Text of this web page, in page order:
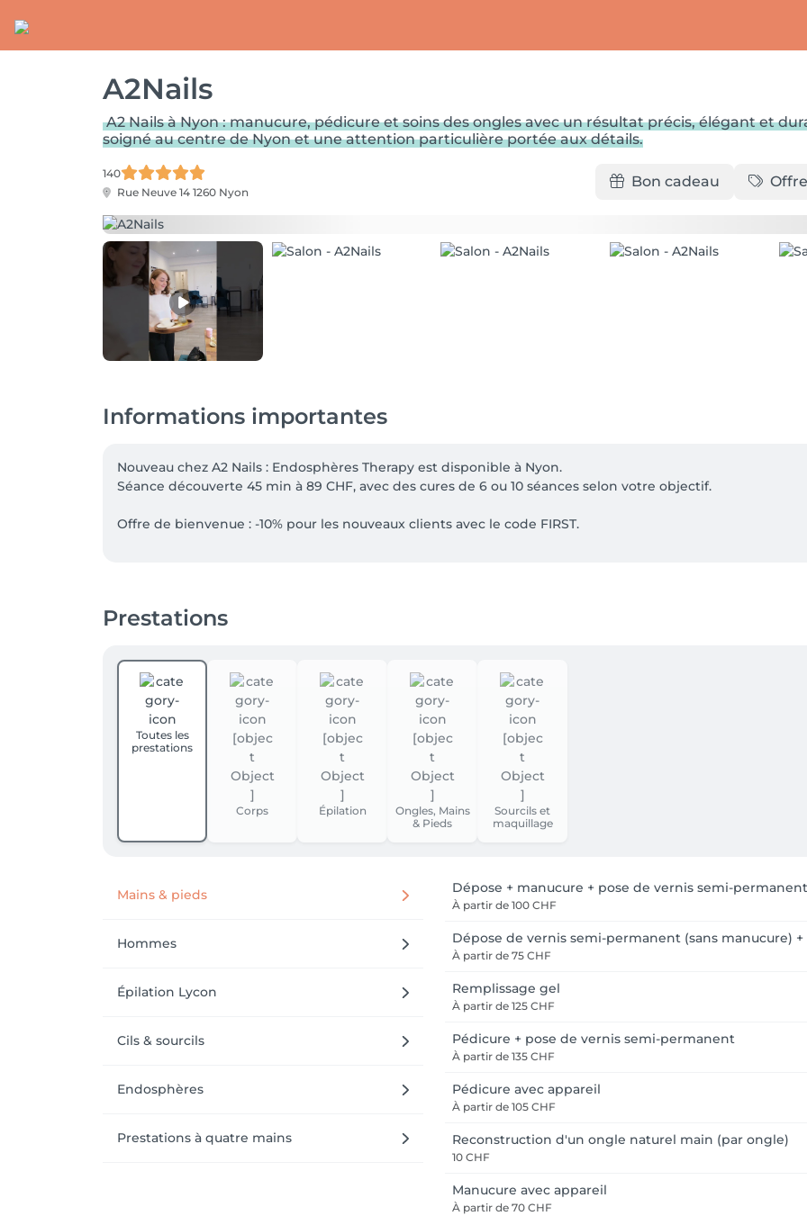
A2Nails
A2 Nails à Nyon : manucure, pédicure et soins des ongles avec un résultat précis, élégant et
soigné au centre de Nyon et une attention particulière portée aux détails.
140
Rue Neuve 14 1260 Nyon
Bon cadeau
Informations importantes
Nouveau chez A2 Nails : Endosphères Therapy est disponible à Nyon.
Séance découverte 45 min à 89 CHF, avec des cures de 6 ou 10 séances selon votre objectif.
Offre de bienvenue : -10% pour les nouveaux clients avec le code FIRST.
Prestations
Toutes les
prestations
Corps Épilation
Ongles, Mains
& Pieds
Sourcils et
maquillage
Mains & pieds
Hommes
Épilation Lycon
Cils & sourcils
Endosphères
Prestations à quatre mains
Dépose + manucure + pose de vernis semi-permanent
À partir de 100 CHF
Dépose de vernis semi-permanent (sans manucure)
À partir de 75 CHF
Remplissage gel
À partir de 125 CHF
Pédicure + pose de vernis semi-permanent
À partir de 135 CHF
Pédicure avec appareil
À partir de 105 CHF
Reconstruction d'un ongle naturel main (par ongle)
10 CHF
Manucure avec appareil
À partir de 70 CHF